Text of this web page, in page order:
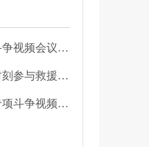
四川省深化扫黑除恶专项斗争视频会议召开 于立军出席并讲话
路遇火情，监狱干警危急时刻参与救援显身手！
辽宁：全省深化扫黑除恶专项斗争视频会议召开